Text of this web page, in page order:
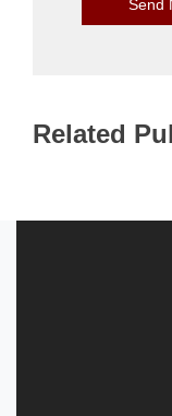
Related